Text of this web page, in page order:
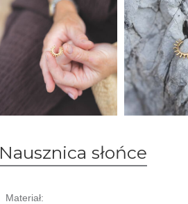
Nausznica słońce
Materiał: